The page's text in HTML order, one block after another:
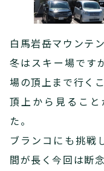
白馬岩岳マウンテ
冬はスキー場です
場の頂上まで行く
頂上から見るこ
た。
ブランコにも挑戦
間が長く今回は断念